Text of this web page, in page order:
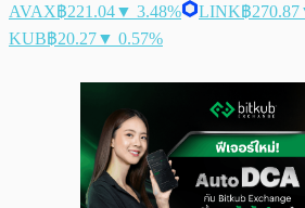
AVAX฿221.04▼ 3.48% LINK฿270.87
KUB฿20.27▼ 0.57%